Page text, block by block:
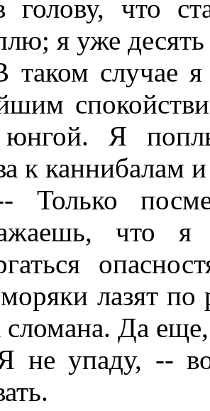
голову, что
я уже
случае я
юнгой. Я
к каннибалам
что я
лазят по
сломана. Да
упаду, --